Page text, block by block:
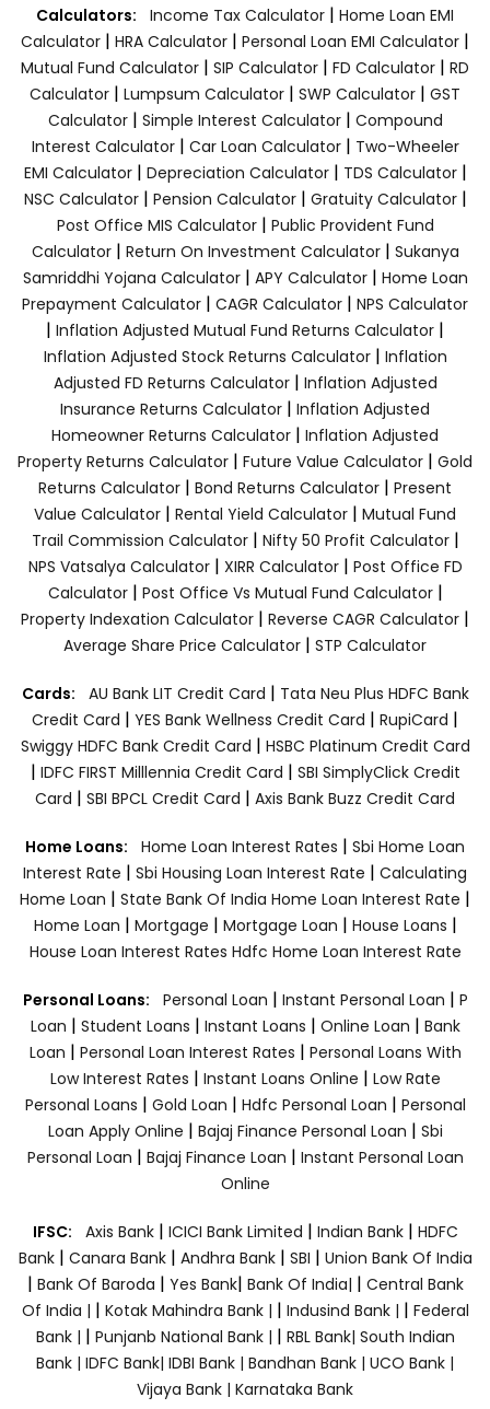
Calculators: Income Tax Calculator | Home Loan EMI
Calculator | HRA Calculator | Personal Loan EMI Calculator |
Mutual Fund Calculator | SIP Calculator | FD Calculator | RD
Calculator | Lumpsum Calculator | SWP Calculator | GST
Calculator| Simple Interest Calculator| Compound
Interest Calculator| Car Loan Calculator| Two-Wheeler
EMI Calculator| Depreciation Calculator| TDS Calculator|
NSC Calculator| Pension Calculator| Gratuity Calculator|
Post Office MIS Calculator| Public Provident Fund
Calculator| Return On Investment Calculator| Sukanya
Samriddhi Yojana Calculator| APY Calculator| Home Loan
Prepayment Calculator | CAGR Calculator | NPS Calculator
| Inflation Adjusted Mutual Fund Returns Calculator |
Inflation Adjusted Stock Returns Calculator| Inflation
Adjusted FD Returns Calculator| Inflation Adjusted
Insurance Returns Calculator | Inflation Adjusted
Homeowner Returns Calculator | Inflation Adjusted
Property Returns Calculator | Future Value Calculator | Gold
Returns Calculator | Bond Returns Calculator | Present
Value Calculator | Rental Yield Calculator | Mutual Fund
Trail Commission Calculator| Nifty 50 Profit Calculator|
NPS Vatsalya Calculator| XIRR Calculator| Post Office FD
Calculator| Post Office Vs Mutual Fund Calculator|
Property Indexation Calculator | Reverse CAGR Calculator |
Average Share Price Calculator | STP Calculator
Cards: AU Bank LIT Credit Card | Tata Neu Plus HDFC Bank
Credit Card | YES Bank Wellness Credit Card | RupiCard |
Swiggy HDFC Bank Credit Card | HSBC Platinum Credit Card
| IDFC FIRST Milllennia Credit Card | SBI SimplyClick Credit
Card | SBI BPCL Credit Card | Axis Bank Buzz Credit Card
Home Loans: Home Loan Interest Rates | Sbi Home Loan
Interest Rate | Sbi Housing Loan Interest Rate | Calculating
Home Loan | State Bank Of India Home Loan Interest Rate |
Home Loan | Mortgage | Mortgage Loan | House Loans |
House Loan Interest Rates Hdfc Home Loan Interest Rate
Personal Loans: Personal Loan | Instant Personal Loan | P
Loan | Student Loans | Instant Loans | Online Loan | Bank
Loan | Personal Loan Interest Rates | Personal Loans With
Low Interest Rates | Instant Loans Online | Low Rate
Personal Loans | Gold Loan | Hdfc Personal Loan | Personal
Loan Apply Online | Bajaj Finance Personal Loan | Sbi
Personal Loan | Bajaj Finance Loan | Instant Personal Loan
Online
IFSC: Axis Bank | ICICI Bank Limited | Indian Bank | HDFC
Bank| Canara Bank | Andhra Bank| SBI | Union Bank Of India
| Bank Of Baroda | Yes Bank| Bank Of India| | Central Bank
Of India | | Kotak Mahindra Bank | | Indusind Bank | | Federal
Bank | | Punjanb National Bank | | RBL Bank| South Indian
Bank | IDFC Bank| IDBI Bank | Bandhan Bank | UCO Bank |
Vijaya Bank | Karnataka Bank